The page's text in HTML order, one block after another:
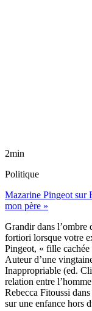
2min
Politique
Mazarine Pingeot sur
mon père »
Grandir dans l’ombre
fortiori lorsque votre
Pingeot, « fille
Auteur d’une
Inappropriable (ed.
relation entre
Rebecca Fitoussi
sur une enfance hors